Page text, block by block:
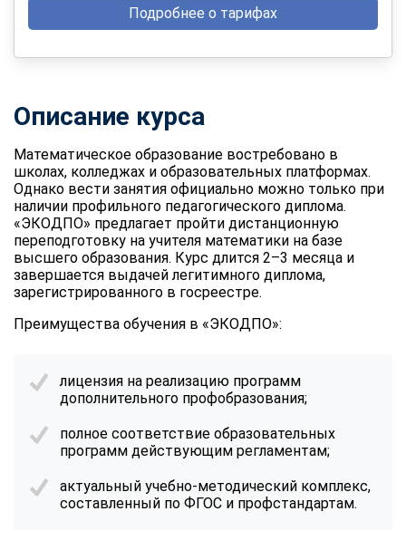
Подробнее о тарифах
Описание курса
Математическое образование востребовано в
школах, колледжах и образовательных платформах.
Однако вести занятия официально можно только при
наличии профильного педагогического диплома.
«ЭКОДПО» предлагает пройти дистанционную
переподготовку на учителя математики на базе
высшего образования. Курс длится 2–3 месяца и
завершается выдачей легитимного диплома,
зарегистрированного в госреестре.
Преимущества обучения в «ЭКОДПО»:
лицензия на реализацию программ
дополнительного профобразования;
полное соответствие образовательных
программ действующим регламентам;
актуальный учебно-методический комплекс,
составленный по ФГОС и профстандартам.